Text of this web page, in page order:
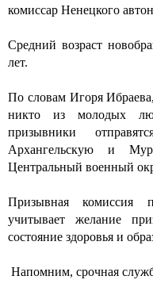
комиссар Ненецкого
Средний возраст
лет.
По словам Игоря
никто из молодых
призывники
Архангельскую и
Центральный военный
Призывная комиссия
учитывает желание
состояние здоровья и
Напомним, срочная